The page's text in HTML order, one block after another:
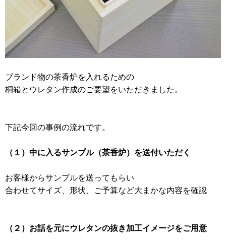
ブランド物の茶香炉を入れるための
桐箱とウレタン作成のご要望をいただきました。
下記今回の事例の流れです。
（１）中に入るサンプル（茶香炉）を送付いただく
お客様からサンプルを送ってもらい
合わせてサイズ、形状、ご予算など大まかな内容を確認
（２）お話を元にウレタンの抜き加工イメージをご用意
アニメ関連